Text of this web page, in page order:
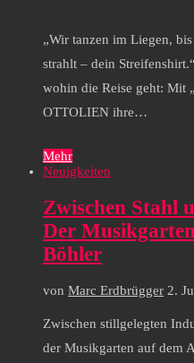
„Wir tanzen im Liegen,
strahlt – dein
wohin die Reise geht: Mit
OTTOLIEN ihre…
Mehr
Neuigkeiten
Zwischen Stahl
Der
Böhler
von Marc Erdbrügger 2.
Zwischen stillgelegten
der Musikgarten auf dem